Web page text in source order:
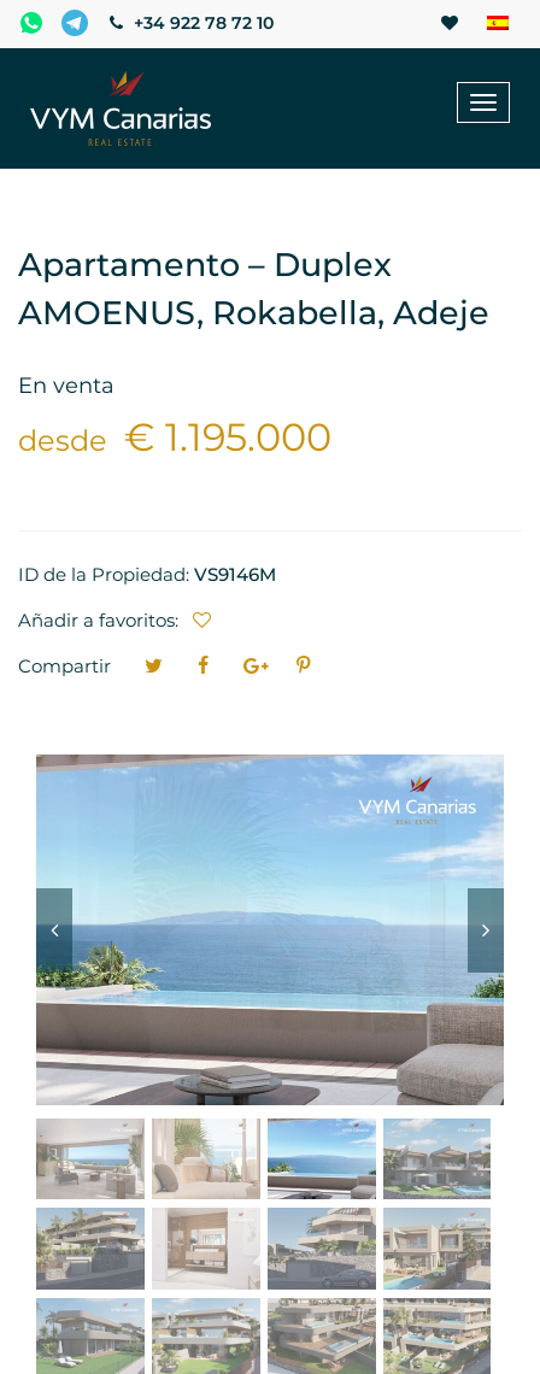
+34 922 78 72 10
Apartamento – Duplex
AMOENUS, Rokabella, Adeje
En venta
desde € 1.195.000
ID de la Propiedad: VS9146M
Añadir a favoritos:
Compartir